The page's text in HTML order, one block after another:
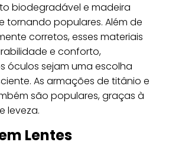
biodegradável e madeira
tornando populares. Além de
corretos, esses materiais
e conforto,
óculos sejam uma escolha
As armações de titânio e
são populares, graças à
leveza.
Lentes